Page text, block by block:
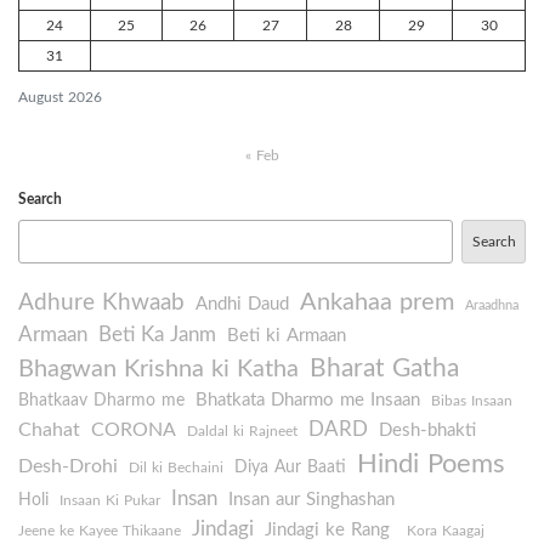
August 2026
24 25 26 27 28 29 30
31
« Feb
Search
Search
Adhure Khwaab Andhi Daud Ankahaa prem Araadhna
Armaan Beti Ka Janm Beti ki Armaan
Bhagwan Krishna ki Katha Bharat Gatha
Bhatkaav Dharmo me Bhatkata Dharmo me Insaan Bibas Insaan
Chahat CORONA Daldal ki Rajneet DARD Desh-bhakti
Desh-Drohi Dil ki Bechaini Diya Aur Baati Hindi Poems
Holi Insaan Ki Pukar Insan Insan aur Singhashan
Jeene ke Kayee Thikaane Jindagi Jindagi ke Rang Kora Kaagaj